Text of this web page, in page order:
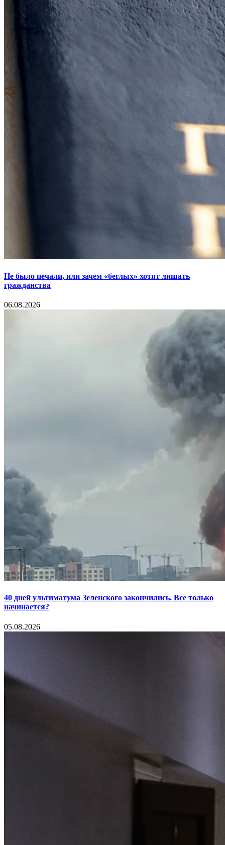
Не было печали, или зачем «беглых» хотят лишать
гражданства
06.08.2026
40 дней ультиматума Зеленского закончились. Все только
начинается?
05.08.2026